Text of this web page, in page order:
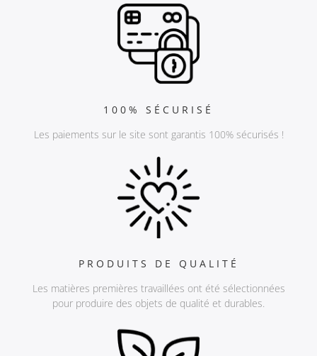
100% SÉCURISÉ
Les paiements sur le site sont garantis 100% sécurisés !
PRODUITS DE QUALITÉ
Les matières premières travaillées ont été sélectionnées
pour produire des objets de qualité et durables.